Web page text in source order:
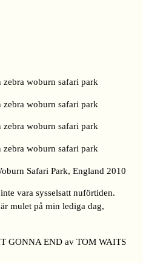
Safari Park, England 2010
vara sysselsatt nuförtiden.
mulet på min lediga dag,
GONNA END av TOM WAITS